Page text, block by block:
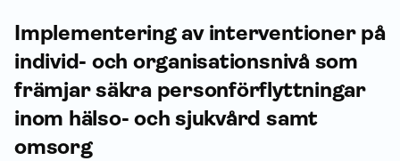
Implementering av interventioner på
individ- och organisationsnivå som
främjar säkra personförflyttningar
inom hälso- och sjukvård samt
omsorg